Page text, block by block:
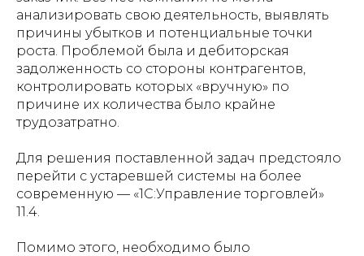
анализировать свою деятельность, выявлять
причины убытков и потенциальные точки
роста. Проблемой была и дебиторская
задолженность со стороны контрагентов,
контролировать которых «вручную» по
причине их количества было крайне
трудозатратно.
Для решения поставленной задач предстояло
перейти с устаревшей системы на более
современную — «1С:Управление торговлей»
11.4.
Помимо этого, необходимо было